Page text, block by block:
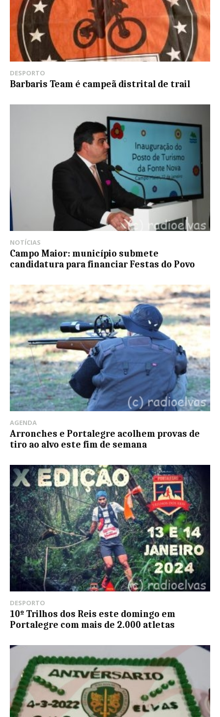
DESPORTO
Barbaris Team é campeã distrital de trail
NOTÍCIAS
Campo Maior: município submete
candidatura para financiar Festas do Povo
AGENDA
Arronches e Portalegre acolhem provas de
tiro ao alvo este fim de semana
DESPORTO
10º Trilhos dos Reis este domingo em
Portalegre com mais de 2.000 atletas